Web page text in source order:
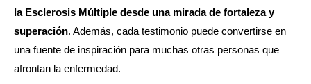
la Esclerosis Múltiple desde una mirada de fortaleza y
superación. Además, cada testimonio puede convertirse en
una fuente de inspiración para muchas otras personas que
afrontan la enfermedad.